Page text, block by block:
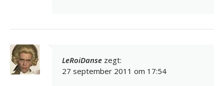
LeRoiDanse zegt:
27 september 2011 om 17:54